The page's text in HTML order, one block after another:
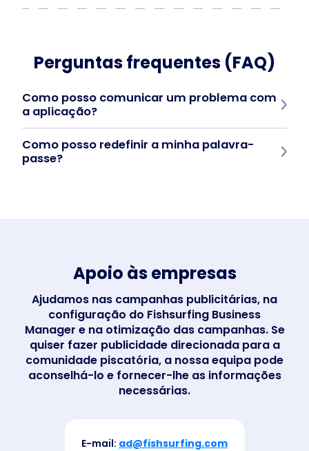
Perguntas frequentes (FAQ)
Como posso comunicar um problema com
a aplicação?
problema de funcionalidade, envie um e-mail para
support@fishsurfing.com . Nossa equipe irá orientá-lo e resolver
o problema o mais rápido possível.
Como posso redefinir a minha palavra-
passe?
Apoio às empresas
Ajudamos nas campanhas publicitárias, na
configuração do Fishsurfing Business
Manager e na otimização das campanhas. Se
quiser fazer publicidade direcionada para a
comunidade piscatória, a nossa equipa pode
aconselhá-lo e fornecer-lhe as informações
necessárias.
E-mail: ad@fishsurfing.com